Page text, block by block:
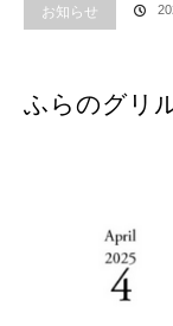
お知らせ
ふらのグリ